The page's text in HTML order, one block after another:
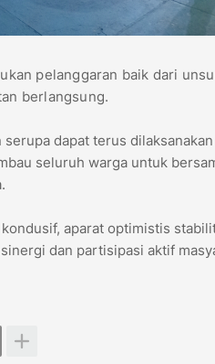
pelanggaran baik dari
berlangsung.
dapat terus
seluruh warga untuk
aparat optimistis
dan partisipasi aktif